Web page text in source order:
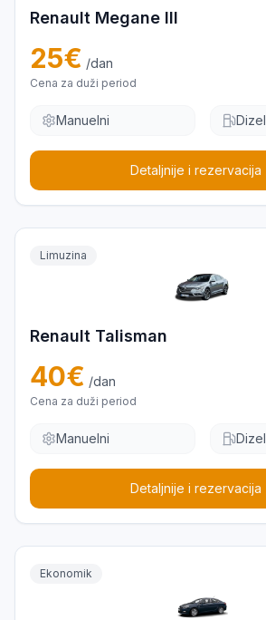
Renault Megane III
25€ /dan
Cena za duži period
Manuelni Dizel
Detaljnije i rezervacija
Limuzina
Renault Talisman
40€ /dan
Cena za duži period
Manuelni Dizel
Detaljnije i rezervacija
Ekonomik